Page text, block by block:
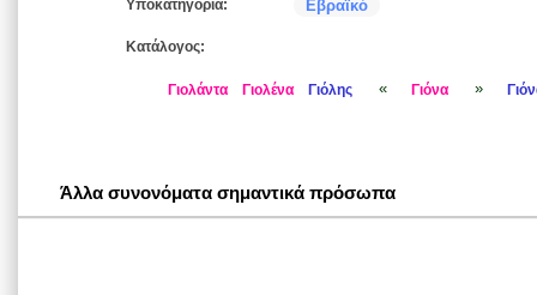
Υποκατηγορία: Εβραϊκό
Κατάλογος:
Γιολάντα Γιολένα Γιόλης « Γιόνα »
Άλλα συνονόματα σημαντικά πρόσωπα